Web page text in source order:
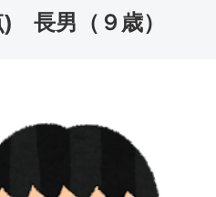
長男（９歳）